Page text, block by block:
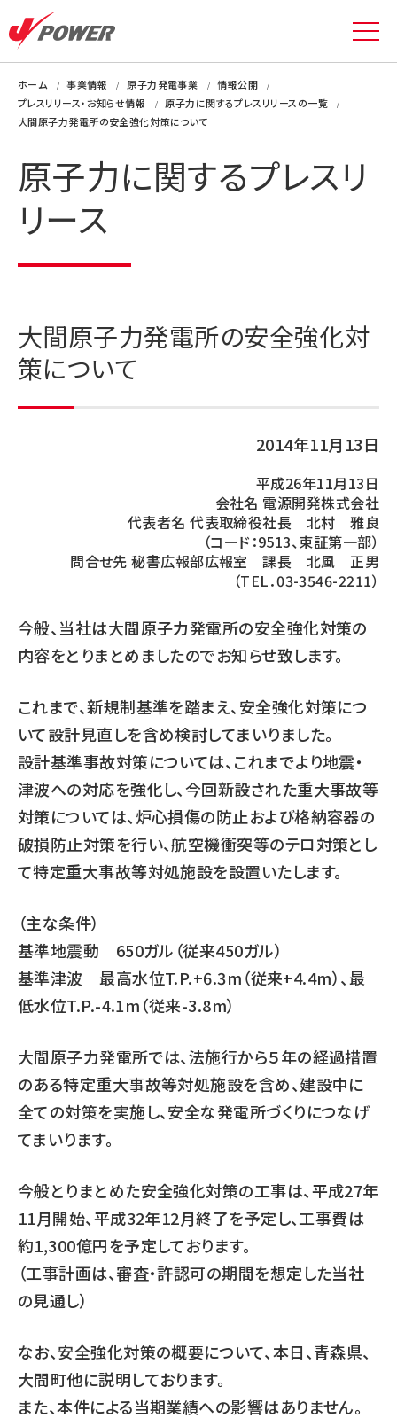
ホーム 事業情報 原子力発電事業
情報公開
プレスリリース・お知らせ情報
原子力に関するプレスリリースの一覧
大間原子力発電所の安全強化対策について
原子力に関するプレスリ
リース
大間原子力発電所の安全強化対
策について
2014年11月13日
平成26年11月13日
会社名 電源開発株式会社
代表者名 代表取締役社長 北村 雅良
（コード：9513、東証第一部）
問合せ先 秘書広報部広報室 課長 北風 正男
（TEL．03-3546-2211）
今般、当社は大間原子力発電所の安全強化対策の
内容をとりまとめましたのでお知らせ致します。
これまで、新規制基準を踏まえ、安全強化対策につ
いて設計見直しを含め検討してまいりました。
設計基準事故対策については、これまでより地震・
津波への対応を強化し、今回新設された重大事故等
対策については、炉心損傷の防止および格納容器の
破損防止対策を行い、航空機衝突等のテロ対策とし
て特定重大事故等対処施設を設置いたします。
（主な条件）
基準地震動 650ガル（従来450ガル）
基準津波 最高水位T.P.+6.3m（従来+4.4m）、最
低水位T.P.-4.1m（従来-3.8m）
大間原子力発電所では、法施行から５年の経過措置
のある特定重大事故等対処施設を含め、建設中に
全ての対策を実施し、安全な発電所づくりにつなげ
てまいります。
今般とりまとめた安全強化対策の工事は、平成27年
11月開始、平成32年12月終了を予定し、工事費は
約1,300億円を予定しております。
（工事計画は、審査・許認可の期間を想定した当社
の見通し）
なお、安全強化対策の概要について、本日、青森県、
大間町他に説明しております。
また、本件による当期業績への影響はありません。